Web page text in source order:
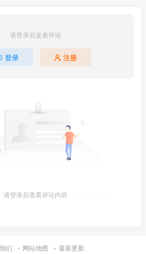
请登录后发表评论
登录 注册
请登录后查看评论内容
们 网站地图 最新更新